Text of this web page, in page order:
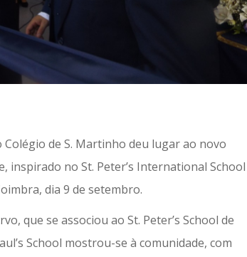
de S. Martinho deu lugar ao novo
inspirado no St. Peter’s International School
dia 9 de setembro.
que se associou ao St. Peter’s School de
School mostrou-se à comunidade, com